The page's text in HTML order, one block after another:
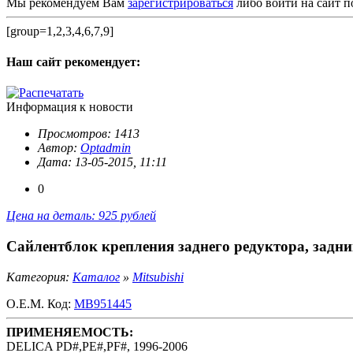
[group=1,2,3,4,6,7,9]
Наш сайт рекомендует:
Информация к новости
Просмотров: 1413
Автор: Optadmin
Дата: 13-05-2015, 11:11
0
Цена на деталь: 925 рублей
Сайлентблок крепления заднего редуктора,
Категория: Каталог » Mitsubishi
O.E.M. Код: MB951445
ПРИМЕНЯЕМОСТЬ:
DELICA PD#,PE#,PF#, 1996-2006